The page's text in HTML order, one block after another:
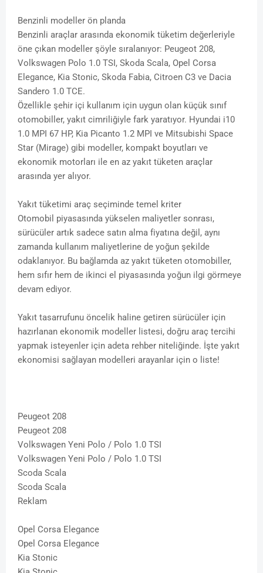
Benzinli modeller ön planda
Benzinli araçlar arasında ekonomik tüketim değerleriyle
öne çıkan modeller şöyle sıralanıyor: Peugeot 208,
Volkswagen Polo 1.0 TSI, Skoda Scala, Opel Corsa
Elegance, Kia Stonic, Skoda Fabia, Citroen C3 ve Dacia
Sandero 1.0 TCE.
Özellikle şehir içi kullanım için uygun olan küçük sınıf
otomobiller, yakıt cimriliğiyle fark yaratıyor. Hyundai i10
1.0 MPI 67 HP, Kia Picanto 1.2 MPI ve Mitsubishi Space
Star (Mirage) gibi modeller, kompakt boyutları ve
ekonomik motorları ile en az yakıt tüketen araçlar
arasında yer alıyor.
Yakıt tüketimi araç seçiminde temel kriter
Otomobil piyasasında yükselen maliyetler sonrası,
sürücüler artık sadece satın alma fiyatına değil, aynı
zamanda kullanım maliyetlerine de yoğun şekilde
odaklanıyor. Bu bağlamda az yakıt tüketen otomobiller,
hem sıfır hem de ikinci el piyasasında yoğun ilgi görmeye
devam ediyor.
Yakıt tasarrufunu öncelik haline getiren sürücüler için
hazırlanan ekonomik modeller listesi, doğru araç tercihi
yapmak isteyenler için adeta rehber niteliğinde. İşte yakıt
ekonomisi sağlayan modelleri arayanlar için o liste!
Peugeot 208
Peugeot 208
Volkswagen Yeni Polo / Polo 1.0 TSI
Volkswagen Yeni Polo / Polo 1.0 TSI
Scoda Scala
Scoda Scala
Reklam
Opel Corsa Elegance
Opel Corsa Elegance
Kia Stonic